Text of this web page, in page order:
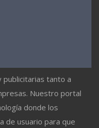
publicitarias tanto a
Nuestro portal
donde los
de usuario para que